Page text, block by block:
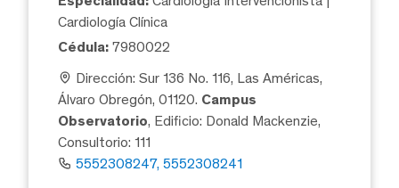
Cardiología Clínica
Cédula: 7980022
Dirección: Sur 136 No. 116, Las Américas,
Álvaro Obregón, 01120. Campus
Observatorio, Edificio: Donald Mackenzie,
Consultorio: 111
5552308247, 5552308241